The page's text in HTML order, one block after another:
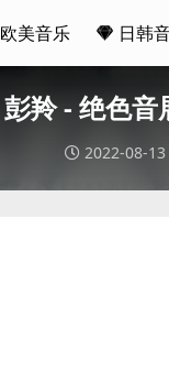
欧美音乐 日韩
彭羚 - 绝色
2022-08-13